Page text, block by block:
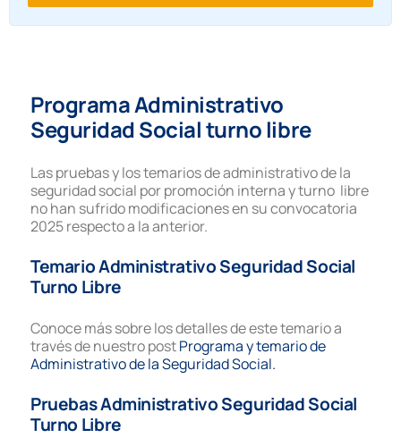
Programa Administrativo
Seguridad Social turno libre
Las pruebas y los temarios de administrativo de la
seguridad social por promoción interna y turno libre
no han sufrido modificaciones en su convocatoria
2025 respecto a la anterior.
Temario Administrativo Seguridad Social
Turno Libre
Conoce más sobre los detalles de este temario a
través de nuestro postPrograma y temario de
Administrativo de la Seguridad Social.
Pruebas Administrativo Seguridad Social
Turno Libre